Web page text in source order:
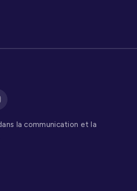
la communication et la